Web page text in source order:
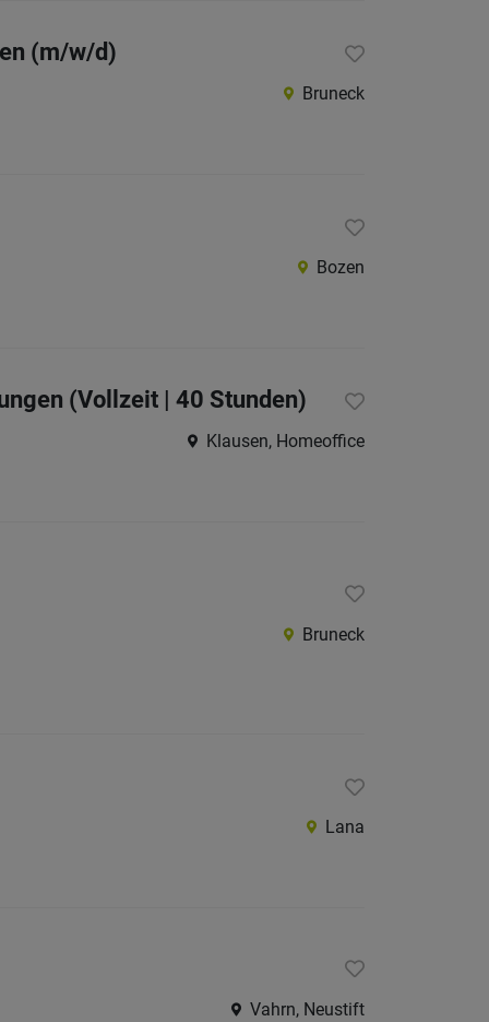
(m/w/d)
Bruneck
Bozen
(Vollzeit | 40 Stunden)
Klausen, Homeoffice
Bruneck
Lana
Vahrn, Neustift